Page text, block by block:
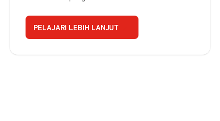
PELAJARI LEBIH LANJUT